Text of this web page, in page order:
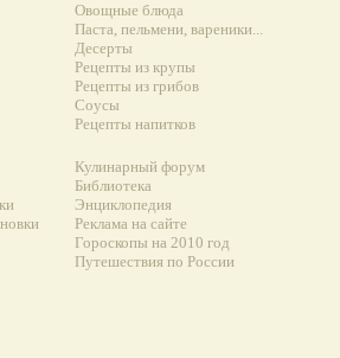
Овощные блюда
Паста, пельмени, вареники...
Десерты
Рецепты из крупы
Рецепты из грибов
Соусы
Рецепты напитков
Кулинарный форум
Библиотека
Энциклопедия
Реклама на сайте
Гороскопы на 2010 год
Путешествия по России